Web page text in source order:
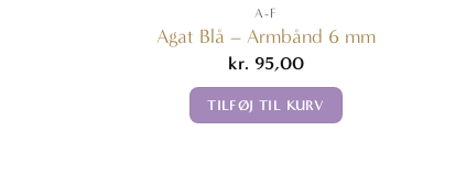
A-F
Agat Blå – Armbånd 6 mm
kr. 95,00
TILFØJ TIL KURV